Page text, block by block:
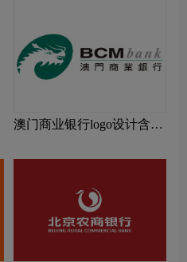
澳门商业银行logo设计含义